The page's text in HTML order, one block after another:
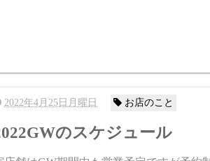
2022年4月25日月曜日 お店のこと
のスケジュール